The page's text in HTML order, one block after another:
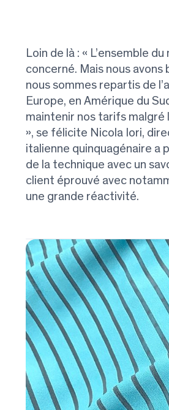
Loin de là : « L’ensemble
concerné. Mais nous
nous sommes repartis de
Europe, en Amérique du
maintenir nos tarifs malgré
», se félicite Nicola Iori,
italienne quinquagénaire a
de la technique avec un
client éprouvé avec
une grande réactivité.